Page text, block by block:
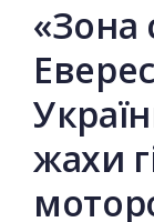
«Зона
жахи